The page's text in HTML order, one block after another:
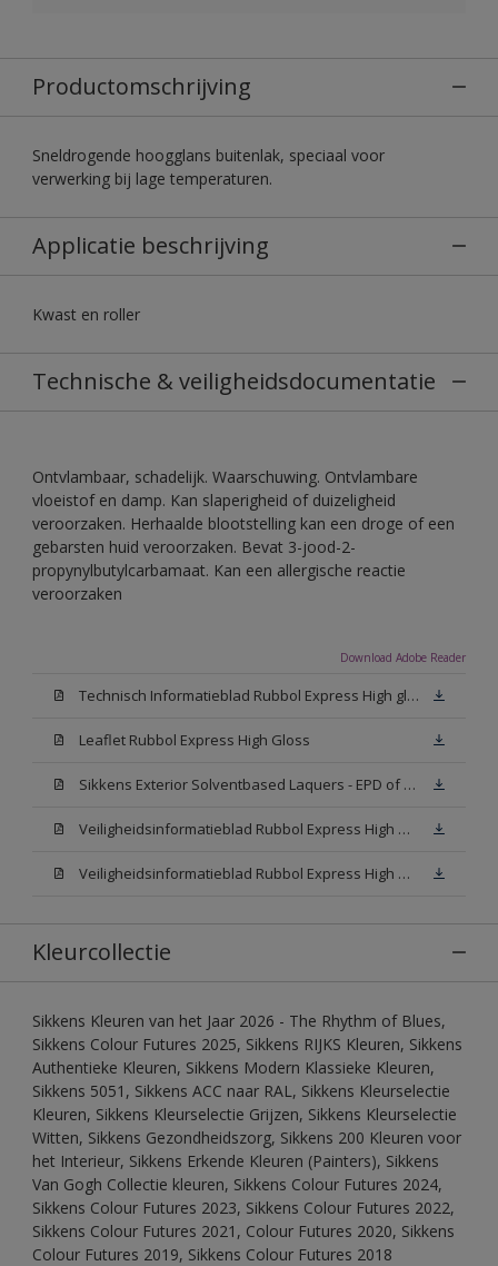
Productomschrijving
Sneldrogende hoogglans buitenlak, speciaal voor
verwerking bij lage temperaturen.
Applicatie beschrijving
Kwast en roller
Technische & veiligheidsdocumentatie
Ontvlambaar, schadelijk. Waarschuwing. Ontvlambare
vloeistof en damp. Kan slaperigheid of duizeligheid
veroorzaken. Herhaalde blootstelling kan een droge of een
gebarsten huid veroorzaken. Bevat 3-jood-2-
propynylbutylcarbamaat. Kan een allergische reactie
veroorzaken
Download Adobe Reader
Technisch Informatieblad Rubbol Express High gloss (New Livery) (PDF)
Leaflet Rubbol Express High Gloss
Sikkens Exterior Solventbased Laquers - EPD of Milieuproductverklaring
Veiligheidsinformatieblad Rubbol Express High Gloss W05 (MSDS)
Veiligheidsinformatieblad Rubbol Express High Gloss N00 (MSDS)
Kleurcollectie
Sikkens Kleuren van het Jaar 2026 - The Rhythm of Blues,
Sikkens Colour Futures 2025, Sikkens RIJKS Kleuren, Sikkens
Authentieke Kleuren, Sikkens Modern Klassieke Kleuren,
Sikkens 5051, Sikkens ACC naar RAL, Sikkens Kleurselectie
Kleuren, Sikkens Kleurselectie Grijzen, Sikkens Kleurselectie
Witten, Sikkens Gezondheidszorg, Sikkens 200 Kleuren voor
het Interieur, Sikkens Erkende Kleuren (Painters), Sikkens
Van Gogh Collectie kleuren, Sikkens Colour Futures 2024,
Sikkens Colour Futures 2023, Sikkens Colour Futures 2022,
Sikkens Colour Futures 2021, Colour Futures 2020, Sikkens
Colour Futures 2019, Sikkens Colour Futures 2018